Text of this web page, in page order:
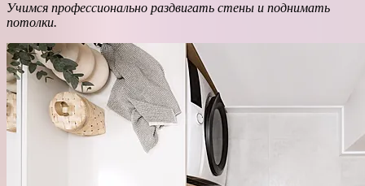
Учимся профессионально раздвигать стены и поднимать
потолки.